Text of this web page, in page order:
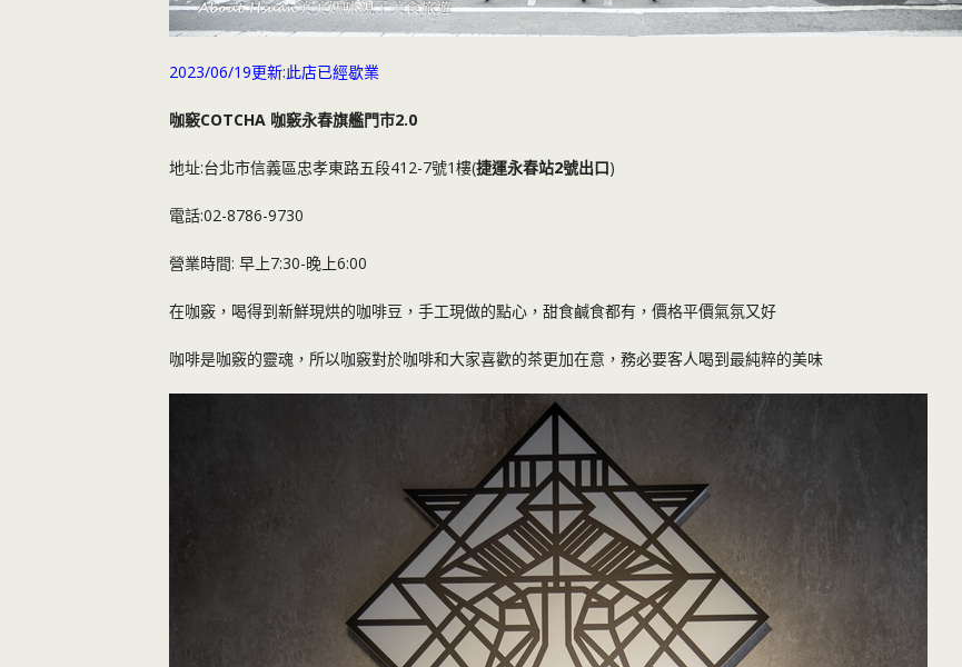
2023/06/19更新:此店已經歇業
咖竅COTCHA 咖竅永春旗艦門市2.0
地址:台北市信義區忠孝東路五段412-7號1樓(捷運永春站2號出口)
電話:02-8786-9730
營業時間: 早上7:30-晚上6:00
在咖竅，喝得到新鮮現烘的咖啡豆，手工現做的點心，甜食鹹食都有，價格平價氣氛又好
咖啡是咖竅的靈魂，所以咖竅對於咖啡和大家喜歡的茶更加在意，務必要客人喝到最純粹的美味